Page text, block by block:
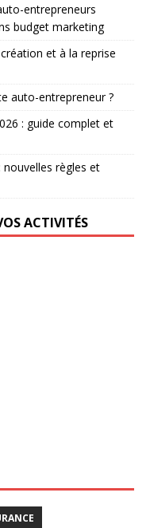
entrepreneurs
budget marketing
et à la reprise
auto-entrepreneur ?
: guide complet et
règles et
ACTIVITÉS